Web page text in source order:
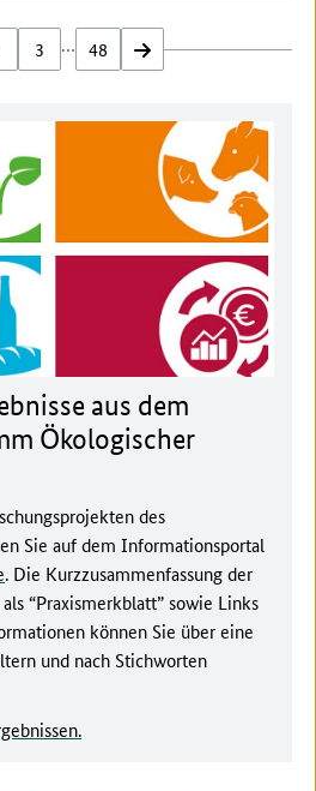
3 … 48 vor
aus dem
Ökologischer
des
Sie auf dem Informationsportal
. Die Kurzzusammenfassung der
“Praxismerkblatt” sowie Links
können Sie über eine
und nach Stichworten